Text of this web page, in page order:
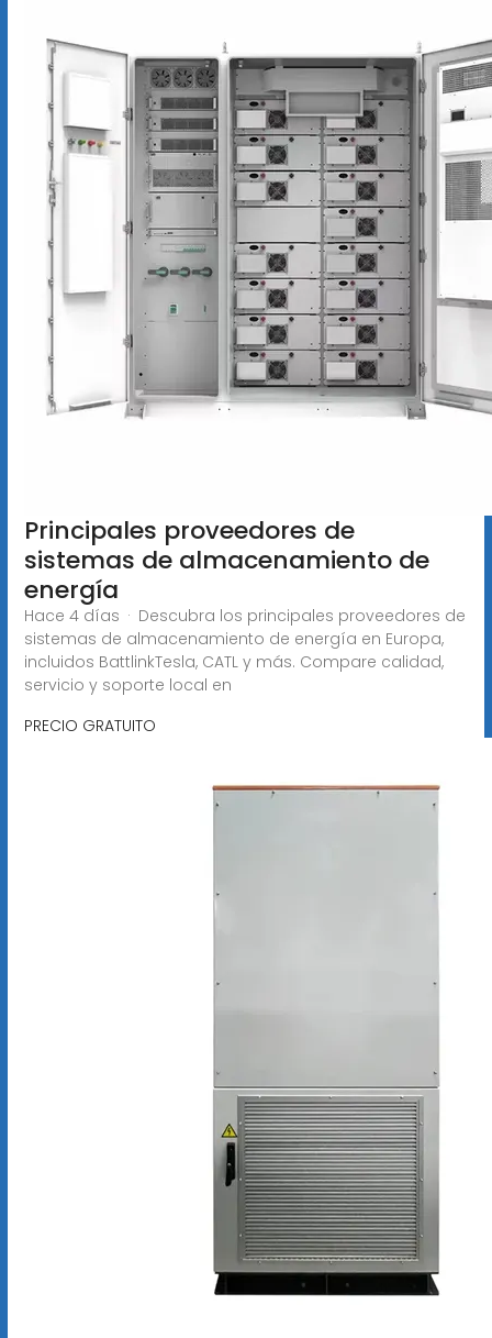
Principales proveedores de
sistemas de almacenamiento de
energía
Hace 4 días · Descubra los principales proveedores de
sistemas de almacenamiento de energía en Europa,
incluidos BattlinkTesla, CATL y más. Compare calidad,
servicio y soporte local en
PRECIO GRATUITO